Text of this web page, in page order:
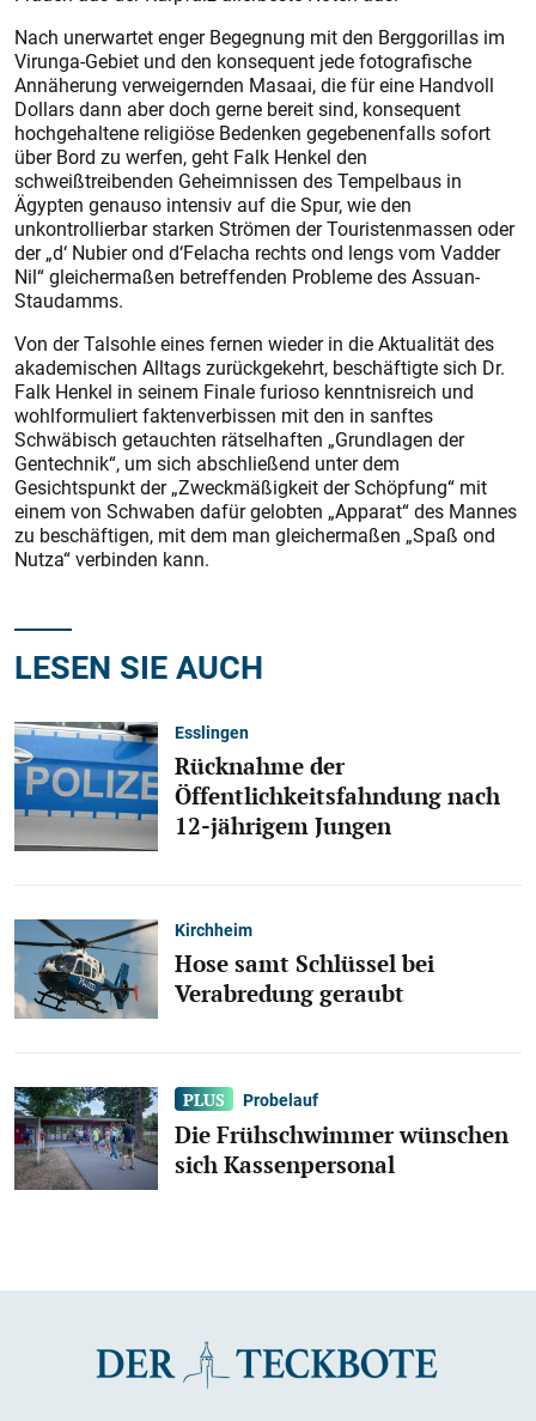
Nach unerwartet enger Begegnung mit den Berggorillas im
Virunga-Gebiet und den konsequent jede fotografische
Annäherung verweigernden Masaai, die für eine Handvoll
Dollars dann aber doch gerne bereit sind, konsequent
hochgehaltene religiöse Bedenken gegebenenfalls sofort
über Bord zu werfen, geht Falk Henkel den
schweißtreibenden Geheimnissen des Tempelbaus in
Ägypten genauso intensiv auf die Spur, wie den
unkontrollierbar starken Strömen der Touristenmassen oder
der „d‘ Nubier ond d‘Felacha rechts ond lengs vom Vadder
Nil“ gleichermaßen betreffenden Probleme des Assuan-
Staudamms.
Von der Talsohle eines fernen wieder in die Aktualität des
akademischen Alltags zurückgekehrt, beschäftigte sich Dr.
Falk Henkel in seinem Finale furioso kenntnisreich und
wohlformuliert faktenverbissen mit den in sanftes
Schwäbisch getauchten rätselhaften „Grundlagen der
Gentechnik“, um sich abschließend unter dem
Gesichtspunkt der „Zweckmäßigkeit der Schöpfung“ mit
einem von Schwaben dafür gelobten „Apparat“ des Mannes
zu beschäftigen, mit dem man gleichermaßen „Spaß ond
Nutza“ verbinden kann.
LESEN SIE AUCH
Esslingen
Rücknahme der
Öffentlichkeitsfahndung nach
12-jährigem Jungen
Kirchheim
Hose samt Schlüssel bei
Verabredung geraubt
Probelauf
Die Frühschwimmer wünschen
sich Kassenpersonal